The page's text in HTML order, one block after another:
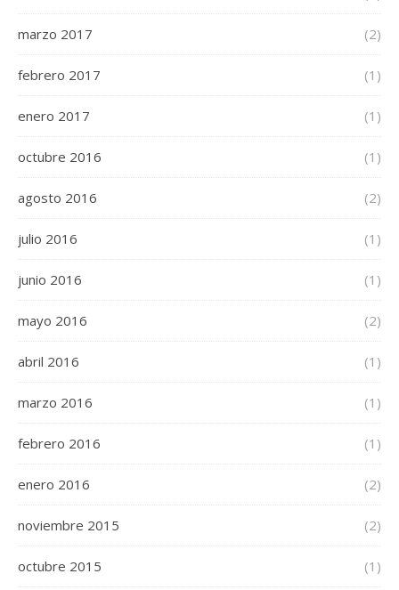
marzo 2017 (2)
febrero 2017 (1)
enero 2017 (1)
octubre 2016 (1)
agosto 2016 (2)
julio 2016 (1)
junio 2016 (1)
mayo 2016 (2)
abril 2016 (1)
marzo 2016 (1)
febrero 2016 (1)
enero 2016 (2)
noviembre 2015 (2)
octubre 2015 (1)